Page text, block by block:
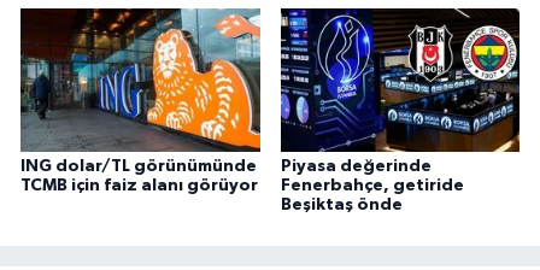
ING dolar/TL görünümünde
TCMB için faiz alanı görüyor
Piyasa değerinde
Fenerbahçe, getiride
Beşiktaş önde